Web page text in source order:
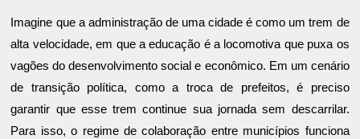
Imagine que a administração de uma cidade é como um trem de
alta velocidade, em que a educação é a locomotiva que puxa os
vagões do desenvolvimento social e econômico. Em um cenário
de transição política, como a troca de prefeitos, é preciso
garantir que esse trem continue sua jornada sem descarrilar.
Para isso, o regime de colaboração entre municípios funciona